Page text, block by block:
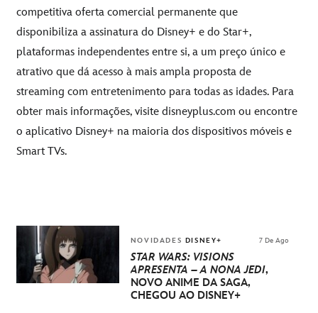
competitiva oferta comercial permanente que
disponibiliza a assinatura do Disney+ e do Star+,
plataformas independentes entre si, a um preço único e
atrativo que dá acesso à mais ampla proposta de
streaming com entretenimento para todas as idades. Para
obter mais informações, visite disneyplus.com ou encontre
o aplicativo Disney+ na maioria dos dispositivos móveis e
Smart TVs.
NOVIDADES DISNEY+ 7 De Ago
STAR WARS: VISIONS
APRESENTA – A NONA JEDI,
NOVO ANIME DA SAGA,
CHEGOU AO DISNEY+